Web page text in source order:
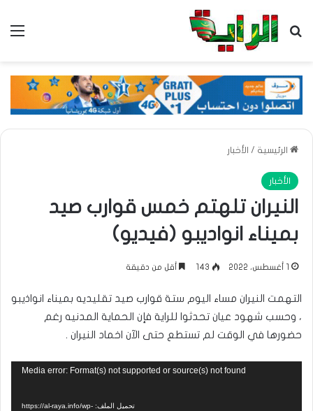
بحث عن
الرئيسية / الأخبار
الأخبار
النيران تلهتم خمس قوارب صيد
بميناء انواديبو (فيديو)
1 أغسطس، 2022 143 أقل من دقيقة
التهمت النيران مساء اليوم ستة قوارب صيد تقليديه بميناء انواذيبو
، وحسب شهود عيان تحدثوا للراية فإن الحماية المدنيه رغم
حضورها في الوقت لم تستطع حتى الآن اخماد النيران .
Media error: Format(s) not supported or source(s) not found
تحميل الملف: https://al-raya.info/wp-